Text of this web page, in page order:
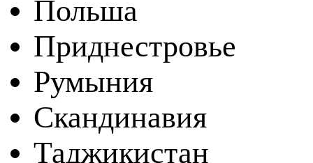
Польша
Приднестровье
Румыния
Скандинавия
Таджикистан